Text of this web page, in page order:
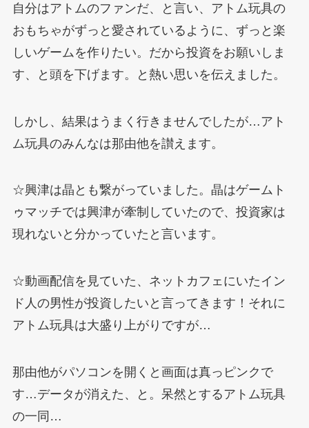
自分はアトムのファンだ、と言い、アトム玩具の
おもちゃがずっと愛されているように、ずっと楽
しいゲームを作りたい。だから投資をお願いしま
す、と頭を下げます。と熱い思いを伝えました。
しかし、結果はうまく行きませんでしたが…アト
ム玩具のみんなは那由他を讃えます。
☆興津は晶とも繋がっていました。晶はゲームト
ゥマッチでは興津が牽制していたので、投資家は
現れないと分かっていたと言います。
☆動画配信を見ていた、ネットカフェにいたイン
ド人の男性が投資したいと言ってきます！それに
アトム玩具は大盛り上がりですが…
那由他がパソコンを開くと画面は真っピンクで
す…データが消えた、と。呆然とするアトム玩具
の一同…